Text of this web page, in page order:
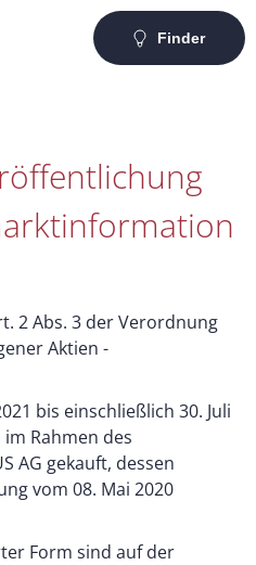
Finder
2 Abs. 3 der Verordnung
Aktien -
bis einschließlich 30. Juli
Rahmen des
AG gekauft, dessen
vom 08. Mai 2020
Form sind auf der